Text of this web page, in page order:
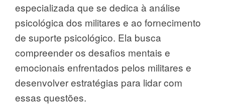
especializada que se dedica à análise
psicológica dos militares e ao fornecimento
de suporte psicológico. Ela busca
compreender os desafios mentais e
emocionais enfrentados pelos militares e
desenvolver estratégias para lidar com
essas questões.